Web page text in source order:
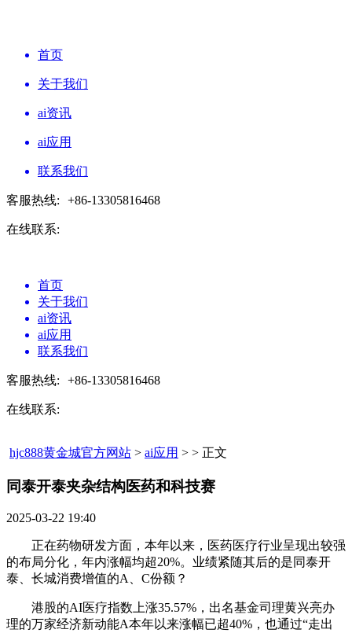
首页
关于我们
ai资讯
ai应用
联系我们
客服热线: +86-13305816468
在线联系:
首页
关于我们
ai资讯
ai应用
联系我们
客服热线: +86-13305816468
在线联系:
hjc888黄金城官方网站 > ai应用 > > 正文
同泰开泰夹杂结构医药和科技赛​
2025-03-22 19:40
正在药物研发方面，本年以来，医药医疗行业呈现出较强
的布局分化，年内涨幅均超20%。业绩紧随其后的是同泰开
泰、长城消费增值的A、C份额？
港股的AI医疗指数上涨35.57%，出名基金司理黄兴亮办
理的万家经济新动能A本年以来涨幅已超40%，也通过“走出